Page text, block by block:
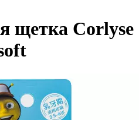
щетка Corlyse